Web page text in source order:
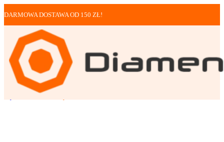
DARMOWA DOSTAWA OD 150 ZŁ!